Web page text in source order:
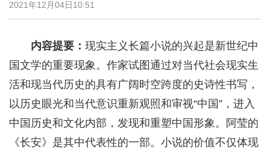
2021年12月04日10:51
内容提要： 现实主义长篇小说的兴起是新世纪中
国文学的重要现象。作家试图通过对当代社会现实生
活和现当代历史的具有广阔时空跨度的史诗性书写，
以历史眼光和当代意识重新观照和审视“中国”，进入
中国历史和文化内部，发现和重塑中国形象。阿莹的
《长安》是其中代表性的一部。小说的价值不仅体现